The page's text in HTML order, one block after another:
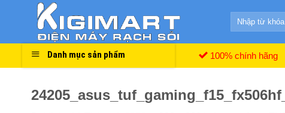
Search
Danh mục sản phẩm 100% chính hãng